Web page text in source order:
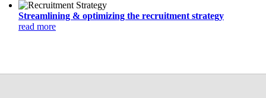
Streamlining & optimizing the recruitment strategy
read more